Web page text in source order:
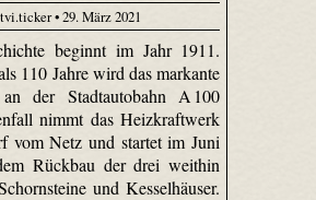
tvi.ticker • 29. März 2021
beginnt im Jahr 1911.
110 Jahre wird das markante
der Stadtautobahn A 100
nimmt das Heizkraftwerk
vom Netz und startet im Juni
Rückbau der drei weithin
und Kesselhäuser.